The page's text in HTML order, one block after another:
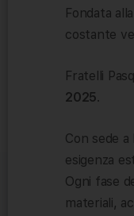
Fondata
costante
Fratelli
2025.
Con sede
esigenza
Ogni fase
materiali,